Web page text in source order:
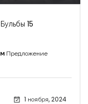
15
Предложение
1 ноября, 2024